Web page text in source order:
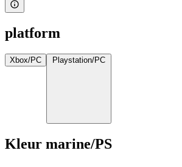
platform
Xbox/PC Playstation/PC
Kleur marine/PS